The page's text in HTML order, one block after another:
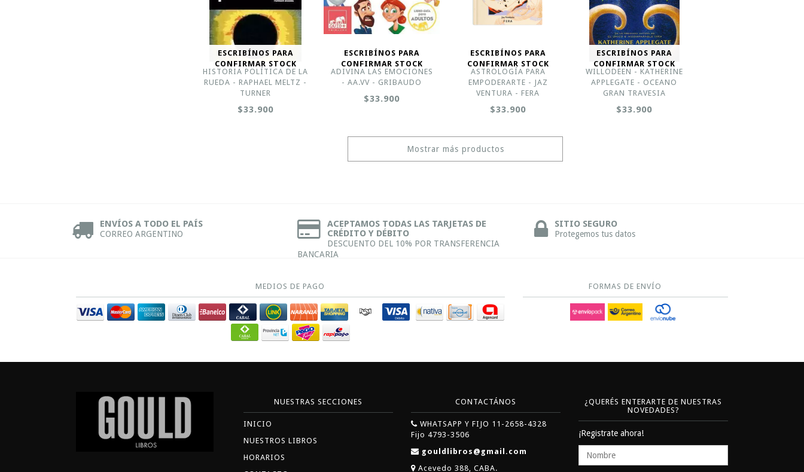
ESCRIBÍNOS PARA
CONFIRMAR STOCK
HISTORIA POLÍTICA DE LA
RUEDA - RAPHAEL MELTZ -
TURNER
$33.900
ESCRIBÍNOS PARA
CONFIRMAR STOCK
ADIVINA LAS EMOCIONES
- AA.VV - GRIBAUDO
$33.900
ESCRIBÍNOS PARA
CONFIRMAR STOCK
ASTROLOGÍA PARA
EMPODERARTE - JAZ
VENTURA - FERA
$33.900
ESCRIBÍNOS PARA
CONFIRMAR STOCK
WILLODEEN - KATHERINE
APPLEGATE - OCEANO
GRAN TRAVESIA
$33.900
Mostrar más productos
ENVÍOS A TODO EL PAÍS
CORREO ARGENTINO
ACEPTAMOS TODAS LAS TARJETAS DE
CRÉDITO Y DÉBITO
DESCUENTO DEL 10% POR TRANSFERENCIA
BANCARIA
SITIO SEGURO
Protegemos tus datos
MEDIOS DE PAGO FORMAS DE ENVÍO
NUESTRAS SECCIONES
INICIO
NUESTROS LIBROS
HORARIOS
CONTACTÁNOS
WHATSAPP Y FIJO 11-2658-4328
Fijo 4793-3506
gouldlibros@gmail.com
Acevedo 388, CABA.
¿QUERÉS ENTERARTE DE NUESTRAS
NOVEDADES?
¡Registrate ahora!